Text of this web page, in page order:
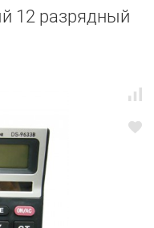
12 разрядный